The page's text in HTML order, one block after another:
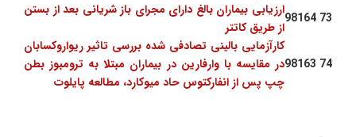
73
98164ارزیابی بیماران بالغ دارای مجرای باز شریانی بعد از بستن
از طریق کاتتر
74
98163
کارآزمایی بالینی تصادفی شده بررسی تاثیر ریواروکسابان
در مقایسه با وارفارین در بیماران مبتلا به ترومبوز بطن
چپ پس از انفارکتوس حاد میوکارد، مطالعه پایلوت